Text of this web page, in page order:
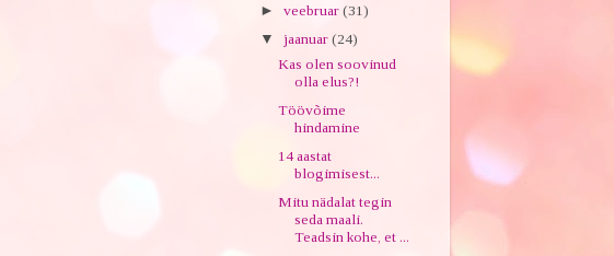
► veebruar (31)
▼ jaanuar (24)
Kas olen soovinud
olla elus?!
Töövõime
hindamine
14 aastat
blogimisest...
Mitu nädalat tegin
seda maali.
Teadsin kohe, et ...